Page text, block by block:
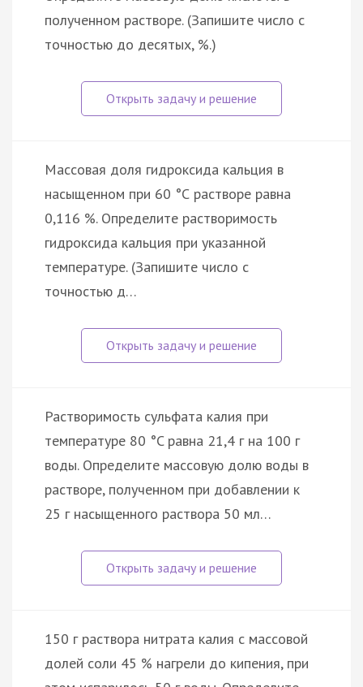
полученном растворе. (Запишите число с
точностью до десятых, %.)
Массовая доля гидроксида кальция в
насыщенном при 60 °С растворе равна
0,116 %. Определите растворимость
гидроксида кальция при указанной
температуре. (Запишите число с
точностью д…
Растворимость сульфата калия при
температуре 80 °C равна 21,4 г на 100 г
воды. Определите массовую долю воды в
растворе, полученном при добавлении к
25 г насыщенного раствора 50 мл…
150 г раствора нитрата калия с массовой
долей соли 45 % нагрели до кипения, при